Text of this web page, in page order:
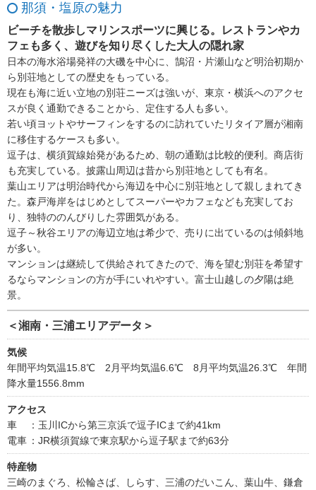
那須・塩原の魅力
ビーチを散歩しマリンスポーツに興じる。レストランやカ
フェも多く、遊びを知り尽くした大人の隠れ家
日本の海水浴場発祥の大磯を中心に、鵠沼・片瀬山など明治初期か
ら別荘地としての歴史をもっている。
現在も海に近い立地の別荘ニーズは強いが、東京・横浜へのアクセ
スが良く通勤できることから、定住する人も多い。
若い頃ヨットやサーフィンをするのに訪れていたリタイア層が湘南
に移住するケースも多い。
逗子は、横須賀線始発があるため、朝の通勤は比較的便利。商店街
も充実している。披露山周辺は昔から別荘地としても有名。
葉山エリアは明治時代から海辺を中心に別荘地として親しまれてき
た。森戸海岸をはじめとしてスーパーやカフェなども充実してお
り、独特ののんびりした雰囲気がある。
逗子～秋谷エリアの海辺立地は希少で、売りに出ているのは傾斜地
が多い。
マンションは継続して供給されてきたので、海を望む別荘を希望す
るならマンションの方が手にいれやすい。富士山越しの夕陽は絶
景。
＜湘南・三浦エリアデータ＞
気候
年間平均気温15.8℃ 2月平均気温6.6℃ 8月平均気温26.3℃ 年間
降水量1556.8mm
アクセス
車
：玉川ICから第三京浜で逗子ICまで約41km
電車 ：JR横須賀線で東京駅から逗子駅まで約63分
特産物
三崎のまぐろ、松輪さば、しらす、三浦のだいこん、葉山牛、鎌倉